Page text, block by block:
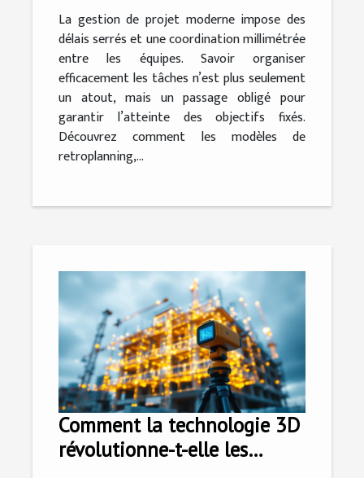
La gestion de projet moderne impose des
délais serrés et une coordination millimétrée
entre les équipes. Savoir organiser
efficacement les tâches n’est plus seulement
un atout, mais un passage obligé pour
garantir l’atteinte des objectifs fixés.
Découvrez comment les modèles de
retroplanning,...
Comment la technologie 3D
révolutionne-t-elle les